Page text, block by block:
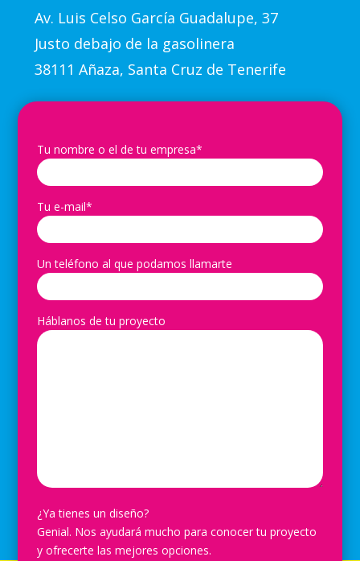
Av. Luis Celso García Guadalupe, 37
Justo debajo de la gasolinera
38111 Añaza, Santa Cruz de Tenerife
Tu nombre o el de tu empresa*
Tu e-mail*
Un teléfono al que podamos llamarte
Háblanos de tu proyecto
¿Ya tienes un diseño?
Genial. Nos ayudará mucho para conocer tu proyecto
y ofrecerte las mejores opciones.